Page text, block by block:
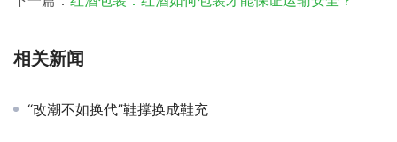
相关新闻
“改潮不如换代”鞋撑换成鞋充